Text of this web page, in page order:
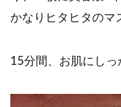
かなりヒタヒタのマ
15分間、お肌にしっ